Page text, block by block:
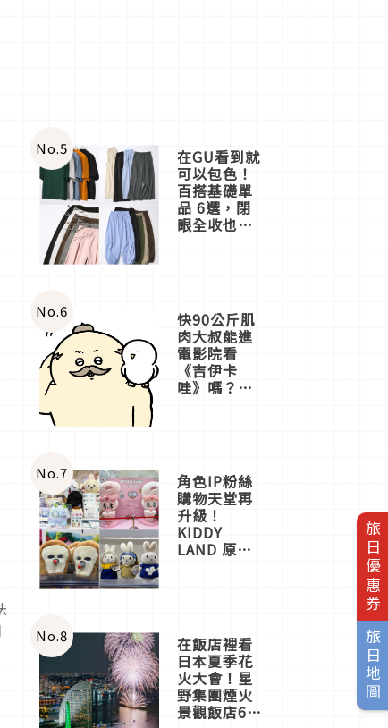
旅日優惠券
旅日地圖
No.5 在GU看到就
可以包色！
百搭基礎單
品 6選，閉
眼全收也不
No.6 快90公斤肌
肉大叔能進
電影院看
《吉伊卡
哇》嗎？日
一同給出了
答案
No.7 角色IP粉絲
購物天堂再
升級！
KIDDY
LAND 原宿
店3分即達
No.8 在飯店裡看
日本夏季花
火大會！星
野集團煙火
景觀飯店6